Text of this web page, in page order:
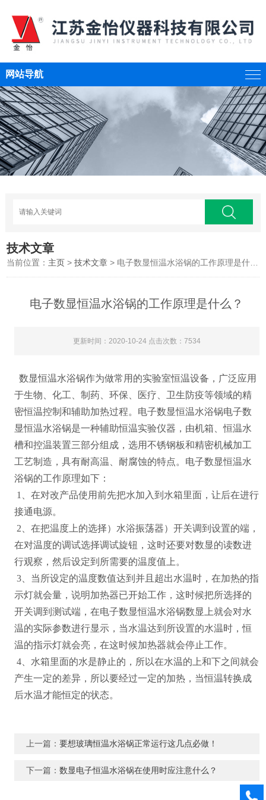
网站导航
技术文章
当前位置： 主页 >技术文章 > 电子数显恒温水浴锅的工作原理是什么？
电子数显恒温水浴锅的工作原理是什么？
更新时间：2020-10-24 点击次数：7534
数显恒温水浴锅作为做常用的实验室恒温设备，广泛应用
于生物、化工、制药、环保、医疗、卫生防疫等领域的精
密恒温控制和辅助加热过程。电子数显恒温水浴锅电子数
显恒温水浴锅是一种辅助恒温实验仪器，由机箱、恒温水
槽和控温装置三部分组成，选用不锈钢板和精密机械加工
工艺制造，具有耐高温、耐腐蚀的特点。 电子数显恒温水
浴锅的工作原理如下：
1、在对改产品使用前先把水加入到水箱里面，让后在进行
接通电源。
2、在把温度上的选择）水浴振荡器）开关调到设置的端，
在对温度的调试选择调试旋钮，这时还要对数显的读数进
行观察，然后设定到所需要的温度值上。
3、当所设定的温度数值达到并且超出水温时，在加热的指
示灯就会量，说明加热器已开始工作，这时候把所选择的
开关调到测试端，在电子数显恒温水浴锅数显上就会对水
温的实际参数进行显示，当水温达到所设置的水温时，恒
温的指示灯就会亮，在这时候加热器就会停止工作。
4、水箱里面的水是静止的，所以在水温的上和下之间就会
产生一定的差异，所以要经过一定的加热，当恒温转换成
后水温才能恒定的状态。
上一篇： 要想玻璃恒温水浴锅正常运行这几点必做！
下一篇： 数显电子恒温水浴锅在使用时应注意什么？